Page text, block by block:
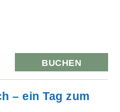
BUCHEN
– ein Tag zum